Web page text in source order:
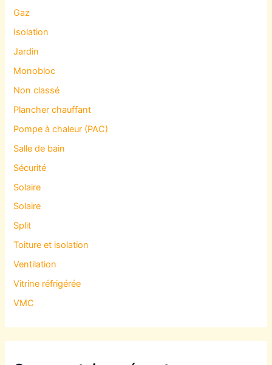
Gaz
Isolation
Jardin
Monobloc
Non classé
Plancher chauffant
Pompe à chaleur (PAC)
Salle de bain
Sécurité
Solaire
Solaire
Split
Toiture et isolation
Ventilation
Vitrine réfrigérée
VMC